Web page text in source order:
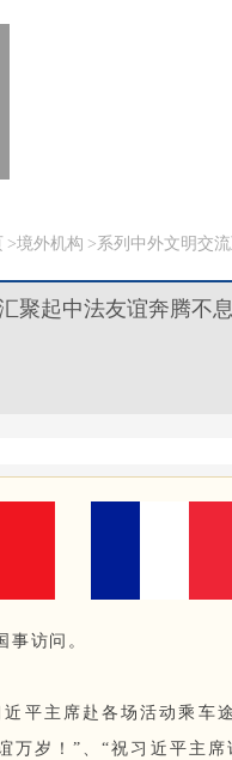
境外机构 系列中外文明交
聚起中法友谊奔腾不
事访问。
平主席赴各场活动乘车
万岁！”、“祝习近平主